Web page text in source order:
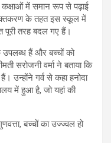
कक्षाओं में समान रूप से पढ़ाई
के तहत इस स्कूल में
पूरी तरह बदल गए हैं।
हैं और बच्चों को
सरोजनी वर्मा ने बताया कि
गर्व से कहा हनोदा
में हुआ है, जो यहां की